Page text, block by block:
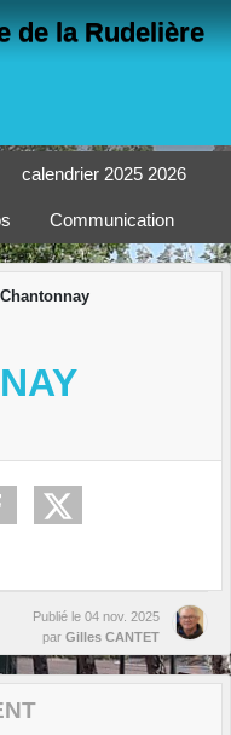
de la Rudelière
calendrier 2025 2026
Communication
Publié le 04 nov. 2025
par Gilles CANTET